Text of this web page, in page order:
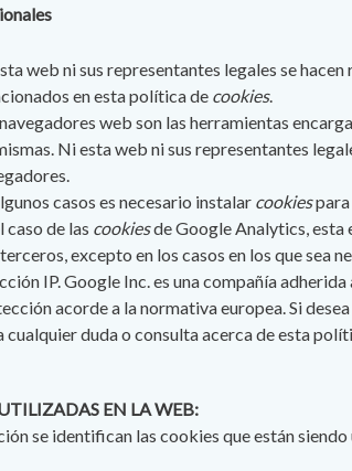
web ni sus representantes legales se
en esta política de cookies.
web son las herramientas
Ni esta web ni sus representantes
casos es necesario instalar cookiespara
caso de las cookiesde Google Analytics, esta
excepto en los casos en los que sea
IP. Google Inc. es una compañía
acorde a la normativa europea. Si
cualquier duda o consulta acerca de esta
EN LA WEB:
se identifican las cookies que están